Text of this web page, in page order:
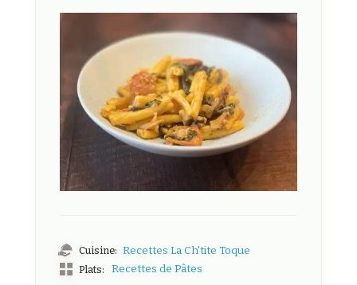
Cuisine: Recettes La Ch'tite Toque
Plats: Recettes de Pâtes